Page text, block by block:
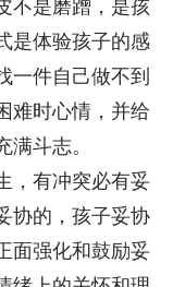
是磨蹭，是孩
是体验孩子的感
一件自己做不到
难时心情，并给
斗志。
有冲突必有妥
协的，孩子妥协
面强化和鼓励妥